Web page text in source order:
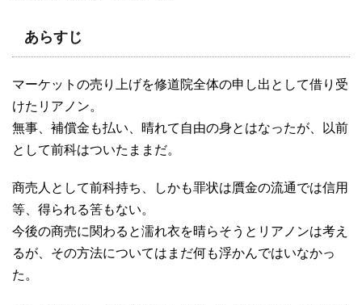
あらすじ
マーケットの売り上げを修道院全体の申し出として借り受
けたリアノン。
無事、補償金も払い、晴れて自由の身とはなったが、以前
として前科はついたままだ。
商売人として前科持ち、しかも罪状は贋金の流通では信用
等、得られる筈もない。
今後の商売に関わると濡れ衣を晴らそうとリアノンは考え
るが、その方法についてはまだ何も浮かんではいなかっ
た。